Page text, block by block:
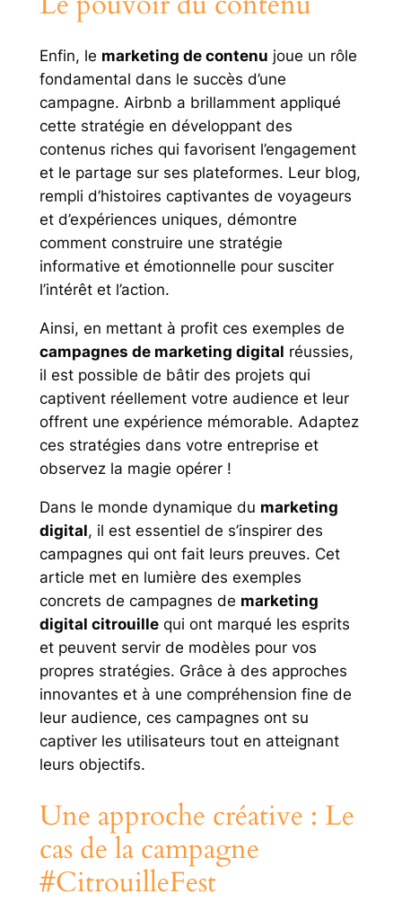
Enfin, le marketing de contenu joue un rôle
fondamental dans le succès d’une
campagne. Airbnb a brillamment appliqué
cette stratégie en développant des
contenus riches qui favorisent l’engagement
et le partage sur ses plateformes. Leur blog,
rempli d’histoires captivantes de voyageurs
et d’expériences uniques, démontre
comment construire une stratégie
informative et émotionnelle pour susciter
l’intérêt et l’action.
Ainsi, en mettant à profit ces exemples de
campagnes de marketing digital réussies,
il est possible de bâtir des projets qui
captivent réellement votre audience et leur
offrent une expérience mémorable. Adaptez
ces stratégies dans votre entreprise et
observez la magie opérer !
Dans le monde dynamique du marketing
digital, il est essentiel de s’inspirer des
campagnes qui ont fait leurs preuves. Cet
article met en lumière des exemples
concrets de campagnes de marketing
digital citrouillequi ont marqué les esprits
et peuvent servir de modèles pour vos
propres stratégies. Grâce à des approches
innovantes et à une compréhension fine de
leur audience, ces campagnes ont su
captiver les utilisateurs tout en atteignant
leurs objectifs.
Une approche créative : Le
cas de la campagne
#CitrouilleFest